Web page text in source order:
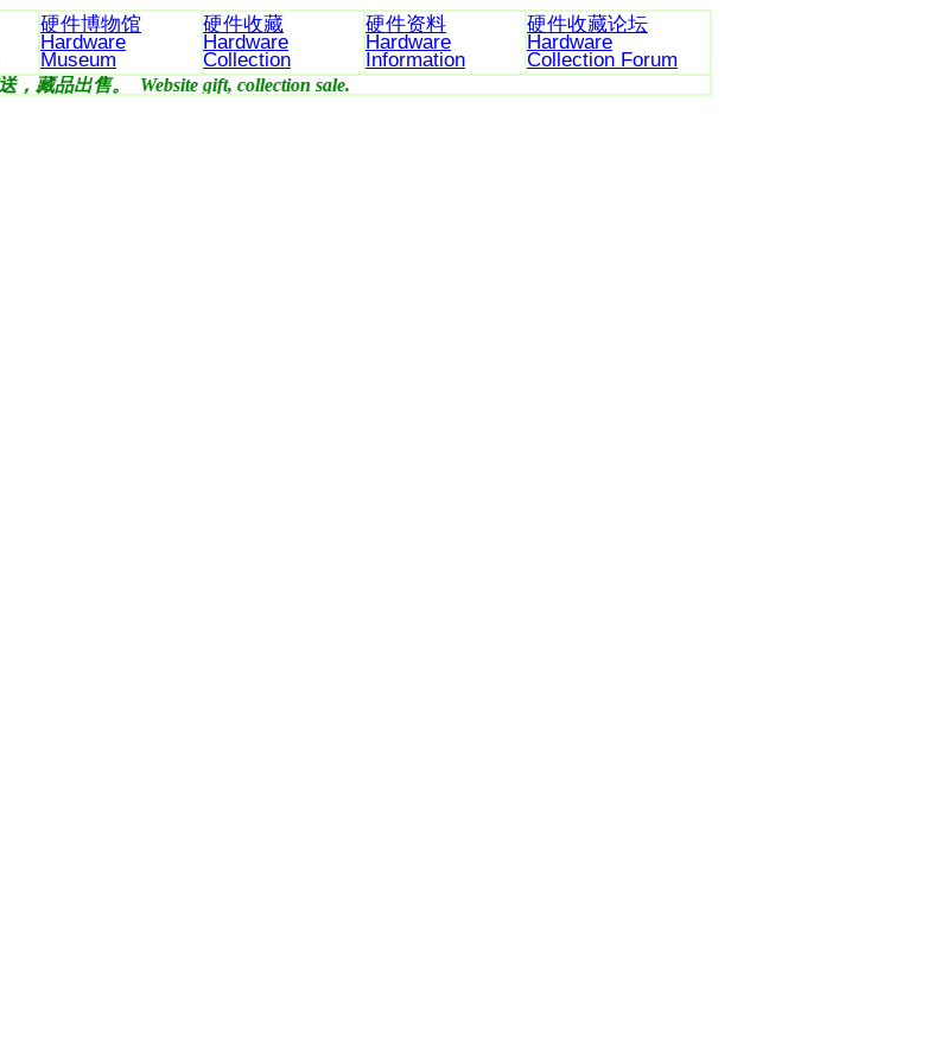
硬件博物馆
Hardware
Museum
硬件收藏
Hardware
Collection
硬件资料
Hardware
Information
硬件收藏论坛
Hardware
Collection Forum
网站赠送，藏品出售。 Website gift, collection sale.